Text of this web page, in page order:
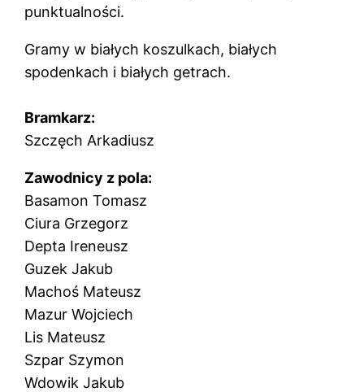
punktualności.
Gramy w białych koszulkach, białych
spodenkach i białych getrach.
Bramkarz:
Szczęch Arkadiusz
Zawodnicy z pola:
Basamon Tomasz
Ciura Grzegorz
Depta Ireneusz
Guzek Jakub
Machoś Mateusz
Mazur Wojciech
Lis Mateusz
Szpar Szymon
Wdowik Jakub